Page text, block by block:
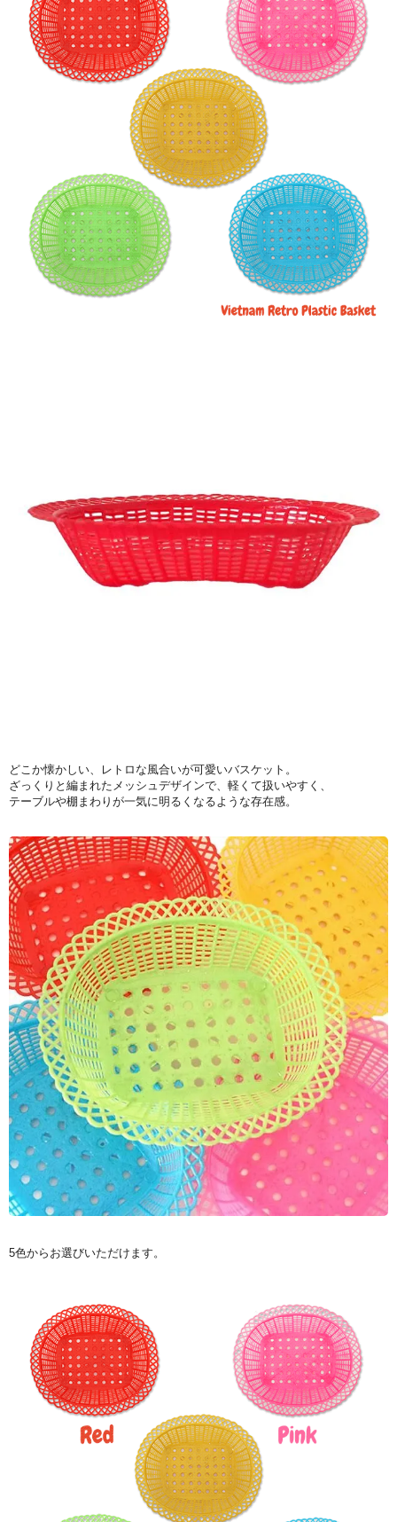
どこか懐かしい、レトロな風合いが可愛いバスケット。
ざっくりと編まれたメッシュデザインで、軽くて扱いやすく、
テーブルや棚まわりが一気に明るくなるような存在感。
5色からお選びいただけます。